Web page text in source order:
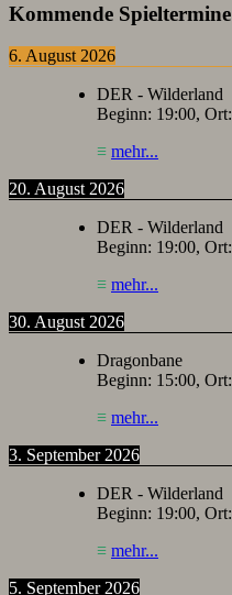
Kommende Spieltermine
6. August 2026
DER - Wilderland
Beginn: 19:00, Ort:
≡ mehr...
20. August 2026
DER - Wilderland
Beginn: 19:00, Ort:
≡ mehr...
30. August 2026
Dragonbane
Beginn: 15:00, Ort:
≡ mehr...
3. September 2026
DER - Wilderland
Beginn: 19:00, Ort:
≡ mehr...
5. September 2026